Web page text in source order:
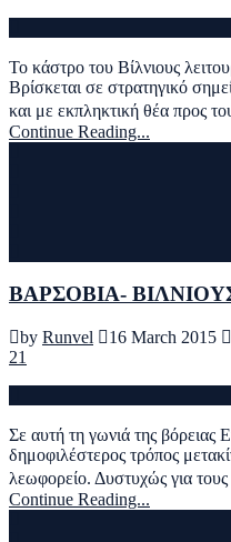
Το κάστρο του Βίλνιους
Βρίσκεται σε στρατηγικό
και με εκπληκτική θέα προς
Continue Reading...
ΒΑΡΣΟΒΙΑ-
by Runvel 16 March 2015
21
Σε αυτή τη γωνιά της βόρειας
δημοφιλέστερος τρόπος
λεωφορείο. Δυστυχώς για
Continue Reading...